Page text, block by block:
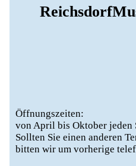
Öffnungszeiten:
von April bis Oktober jeden
Sollten Sie einen anderen
bitten wir um vorherige